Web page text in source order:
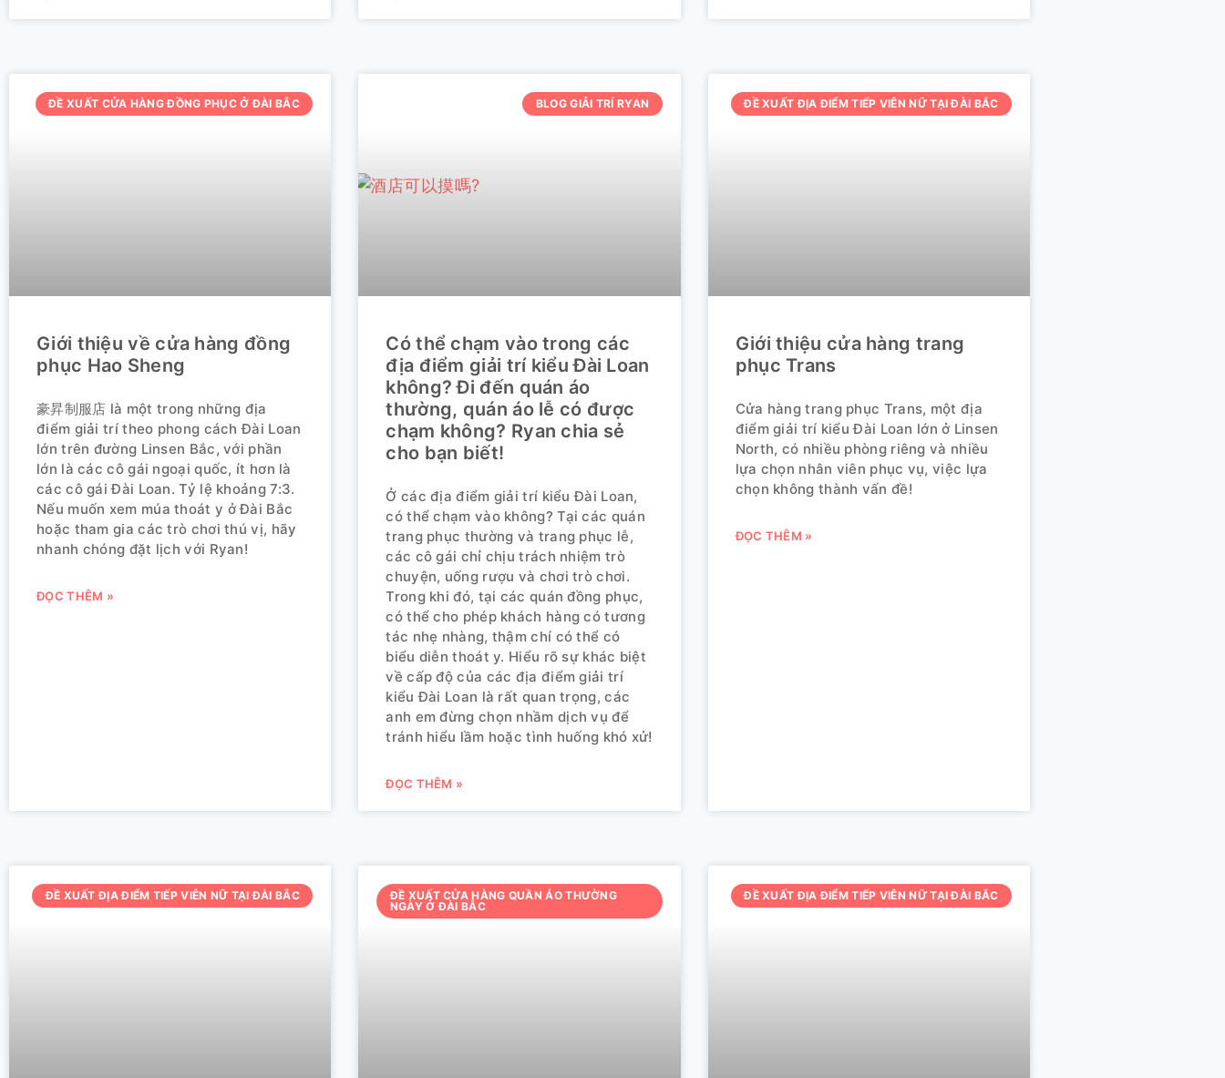
ĐỀ XUẤT CỬA HÀNG ĐỒNG PHỤC Ở ĐÀI BẮC
Giới thiệu về cửa hàng đồng
phục Hao Sheng
豪昇制服店 là một trong những địa
điểm giải trí theo phong cách Đài Loan
lớn trên đường Linsen Bắc, với phần
lớn là các cô gái ngoại quốc, ít hơn là
các cô gái Đài Loan. Tỷ lệ khoảng 7:3.
Nếu muốn xem múa thoát y ở Đài Bắc
hoặc tham gia các trò chơi thú vị, hãy
nhanh chóng đặt lịch với Ryan!
ĐỌC THÊM »
BLOG GIẢI TRÍ RYAN
Có thể chạm vào trong các
địa điểm giải trí kiểu Đài Loan
không? Đi đến quán áo
thường, quán áo lễ có được
chạm không? Ryan chia sẻ
cho bạn biết!
Ở các địa điểm giải trí kiểu Đài Loan,
có thể chạm vào không? Tại các quán
trang phục thường và trang phục lễ,
các cô gái chỉ chịu trách nhiệm trò
chuyện, uống rượu và chơi trò chơi.
Trong khi đó, tại các quán đồng phục,
có thể cho phép khách hàng có tương
tác nhẹ nhàng, thậm chí có thể có
biểu diễn thoát y. Hiểu rõ sự khác biệt
về cấp độ của các địa điểm giải trí
kiểu Đài Loan là rất quan trọng, các
anh em đừng chọn nhầm dịch vụ để
tránh hiểu lầm hoặc tình huống khó xử!
ĐỌC THÊM »
ĐỀ XUẤT ĐỊA ĐIỂM TIẾP VIÊN NỮ TẠI ĐÀI BẮC
Giới thiệu cửa hàng trang
phục Trans
Cửa hàng trang phục Trans, một địa
điểm giải trí kiểu Đài Loan lớn ở Linsen
North, có nhiều phòng riêng và nhiều
lựa chọn nhân viên phục vụ, việc lựa
chọn không thành vấn đề!
ĐỌC THÊM »
ĐỀ XUẤT ĐỊA ĐIỂM TIẾP VIÊN NỮ TẠI ĐÀI BẮC
ĐỀ XUẤT CỬA HÀNG QUẦN ÁO THƯỜNG
NGÀY Ở ĐÀI BẮC
ĐỀ XUẤT ĐỊA ĐIỂM TIẾP VIÊN NỮ TẠI ĐÀI BẮC